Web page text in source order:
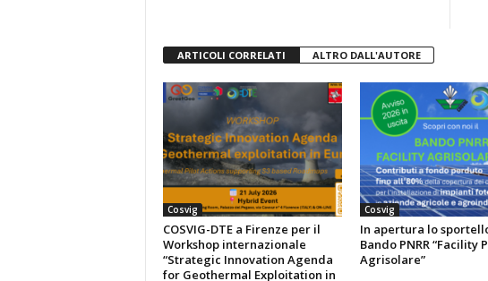
ARTICOLI CORRELATI ALTRO DALL'AUTORE
Cosvig
COSVIG-DTE a Firenze per il
Workshop internazionale
“Strategic Innovation Agenda
for Geothermal Exploitation in
Cosvig
In apertura lo
Bando PNRR “Facility
Agrisolare”